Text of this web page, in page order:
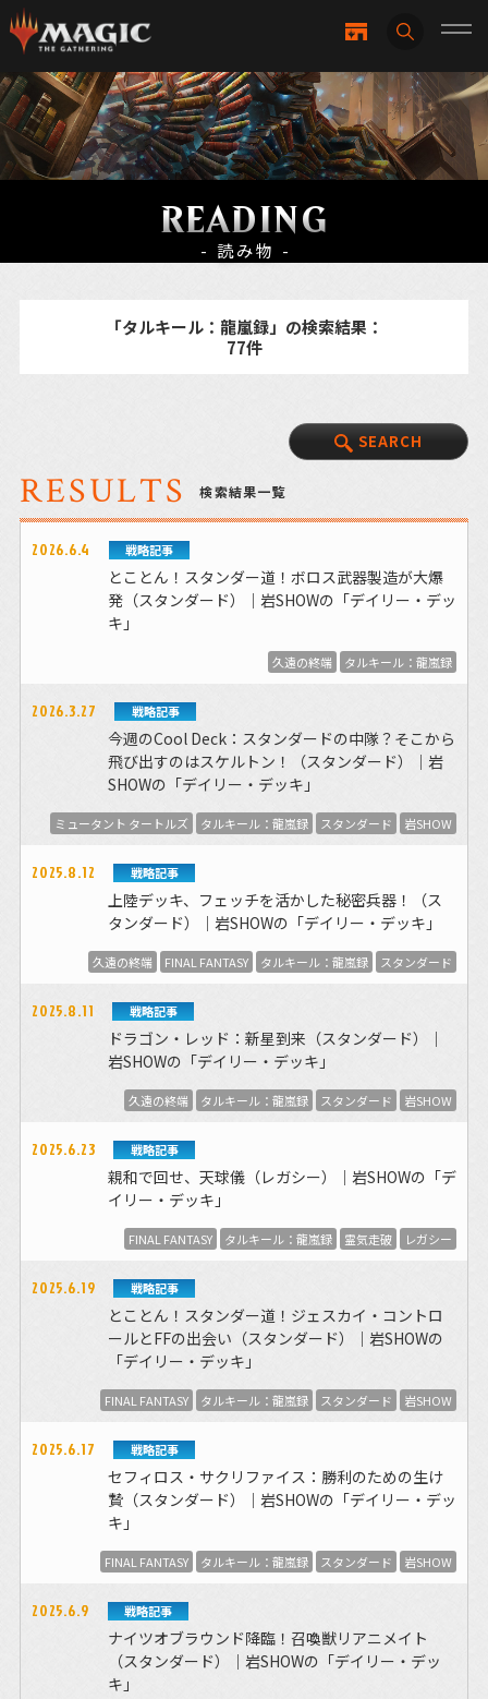
READING
- 読み物 -
「タルキール：龍嵐録」の検索結果：
77件
SEARCH
RESULTS 検索結果一覧
2026.6.4 戦略記事
とことん！スタンダー道！ボロス武器製造が大爆
発（スタンダード）｜岩SHOWの「デイリー・デッ
キ」
久遠の終端 タルキール：龍嵐録
2026.3.27 戦略記事
今週のCool Deck：スタンダードの中隊？そこから
飛び出すのはスケルトン！（スタンダード）｜岩
SHOWの「デイリー・デッキ」
ミュータント タートルズ タルキール：龍嵐録 スタンダード 岩SHOW
2025.8.12 戦略記事
上陸デッキ、フェッチを活かした秘密兵器！（ス
タンダード）｜岩SHOWの「デイリー・デッキ」
久遠の終端 FINAL FANTASY タルキール：龍嵐録 スタンダード
2025.8.11 戦略記事
ドラゴン・レッド：新星到来（スタンダード）｜
岩SHOWの「デイリー・デッキ」
久遠の終端 タルキール：龍嵐録 スタンダード 岩SHOW
2025.6.23 戦略記事
親和で回せ、天球儀（レガシー）｜岩SHOWの「デ
イリー・デッキ」
FINAL FANTASY タルキール：龍嵐録 霊気走破 レガシー
2025.6.19 戦略記事
とことん！スタンダー道！ジェスカイ・コントロ
ールとFFの出会い（スタンダード）｜岩SHOWの
「デイリー・デッキ」
FINAL FANTASY タルキール：龍嵐録 スタンダード 岩SHOW
2025.6.17 戦略記事
セフィロス・サクリファイス：勝利のための生け
贄（スタンダード）｜岩SHOWの「デイリー・デッ
キ」
FINAL FANTASY タルキール：龍嵐録 スタンダード 岩SHOW
2025.6.9 戦略記事
ナイツオブラウンド降臨！召喚獣リアニメイト
（スタンダード）｜岩SHOWの「デイリー・デッ
キ」